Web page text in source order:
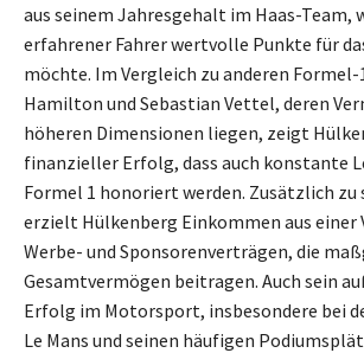
aus seinem Jahresgehalt im Haas-Team,
erfahrener Fahrer wertvolle Punkte für
möchte. Im Vergleich zu anderen Formel-
Hamilton und Sebastian Vettel, deren
höheren Dimensionen liegen, zeigt
finanzieller Erfolg, dass auch konstante
Formel 1 honoriert werden. Zusätzlich zu
erzielt Hülkenberg Einkommen aus einer
Werbe- und Sponsorenverträgen, die
Gesamtvermögen beitragen. Auch sein
Erfolg im Motorsport, insbesondere bei
Le Mans und seinen häufigen